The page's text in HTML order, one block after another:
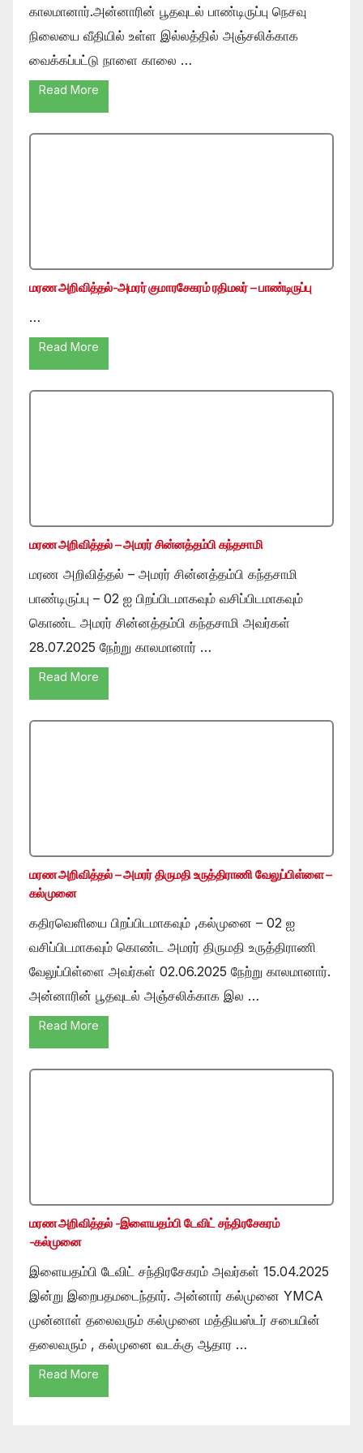
காலமானார்.அன்னாரின் பூதவுடல் பாண்டிருப்பு நெசவு
நிலையை வீதியில் உள்ள இல்லத்தில் அஞ்சலிக்காக
வைக்கப்பட்டு நாளை காலை …
Read More
மரண அறிவித்தல்-அமரர் குமாரசேகரம் ரதிமலர் – பாண்டிருப்பு
…
Read More
மரண அறிவித்தல் – அமரர் சின்னத்தம்பி கந்தசாமி
மரண அறிவித்தல் – அமரர் சின்னத்தம்பி கந்தசாமி
பாண்டிருப்பு – 02 ஐ பிறப்பிடமாகவும் வசிப்பிடமாகவும்
கொண்ட அமரர் சின்னத்தம்பி கந்தசாமி அவர்கள்
28.07.2025 நேற்று காலமானார் …
Read More
மரண அறிவித்தல் – அமரர் திருமதி உருத்திராணி வேலுப்பிள்ளை –
கல்முனை
கதிரவெளியை பிறப்பிடமாகவும் ,கல்முனை – 02 ஐ
வசிப்பிடமாகவும் கொண்ட அமரர் திருமதி உருத்திராணி
வேலுப்பிள்ளை அவர்கள் 02.06.2025 நேற்று காலமானார்.
அன்னாரின் பூதவுடல் அஞ்சலிக்காக இல …
Read More
மரண அறிவித்தல் -இளையதம்பி டேவிட் சந்திரசேகரம்
-கல்முனை
இளையதம்பி டேவிட் சந்திரசேகரம் அவர்கள் 15.04.2025
இன்று இறைபதமடைந்தார். அன்னார் கல்முனை YMCA
முன்னாள் தலைவரும் கல்முனை மத்தியஸ்டர் சபையின்
தலைவரும் , கல்முனை வடக்கு ஆதார …
Read More